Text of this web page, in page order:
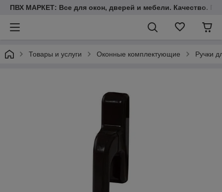
ПВХ МАРКЕТ: Все для окон, дверей и мебели. Качество.
Товары и услуги Оконные комплектующие Ручки